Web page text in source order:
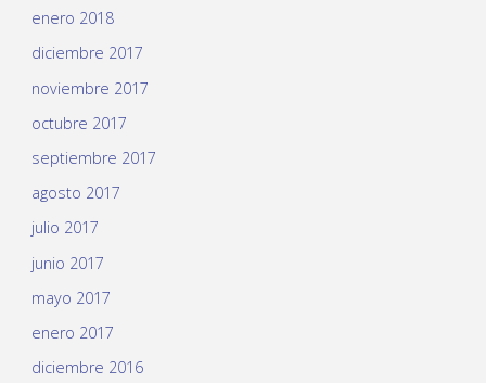
enero 2018
diciembre 2017
noviembre 2017
octubre 2017
septiembre 2017
agosto 2017
julio 2017
junio 2017
mayo 2017
enero 2017
diciembre 2016